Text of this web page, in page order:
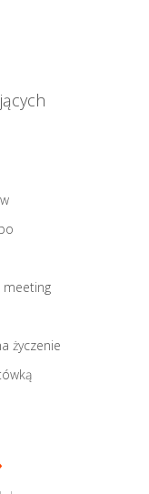
meeting
życzenie